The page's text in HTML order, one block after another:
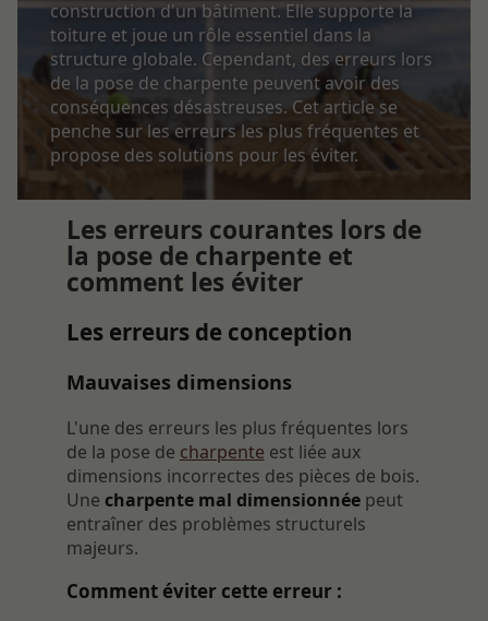
construction d'un bâtiment. Elle supporte la
toiture et joue un rôle essentiel dans la
structure globale. Cependant, des erreurs lors
de la pose de charpente peuvent avoir des
conséquences désastreuses. Cet article se
penche sur les erreurs les plus fréquentes et
propose des solutions pour les éviter.
Les erreurs courantes lors de
la pose de charpente et
comment les éviter
Les erreurs de conception
Mauvaises dimensions
L'une des erreurs les plus fréquentes lors
de la pose de charpente est liée aux
dimensions incorrectes des pièces de bois.
Une charpente mal dimensionnéepeut
entraîner des problèmes structurels
majeurs.
Comment éviter cette erreur :